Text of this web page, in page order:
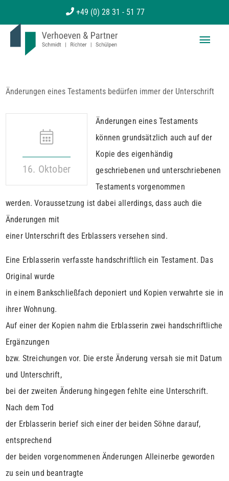
Inhalt
+49 (0) 28 31 - 51 77
Änderungen eines Testaments bedürfen immer der Unterschrift
16. Oktober
Änderungen eines Testaments
können grundsätzlich auch auf der
Kopie des eigenhändig
geschriebenen und unterschriebenen
Testaments vorgenommen
werden. Voraussetzung ist dabei allerdings, dass auch die
Änderungen mit
einer Unterschrift des Erblassers versehen sind.
Eine Erblasserin verfasste handschriftlich ein Testament. Das
Original wurde
in einem Bankschließfach deponiert und Kopien verwahrte sie in
ihrer Wohnung.
Auf einer der Kopien nahm die Erblasserin zwei handschriftliche
Ergänzungen
bzw. Streichungen vor. Die erste Änderung versah sie mit Datum
und Unterschrift,
bei der zweiten Änderung hingegen fehlte eine Unterschrift.
Nach dem Tod
der Erblasserin berief sich einer der beiden Söhne darauf,
entsprechend
der beiden vorgenommenen Änderungen Alleinerbe geworden
zu sein und beantragte